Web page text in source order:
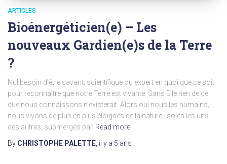
ARTICLES
Bioénergéticien(e) – Les
nouveaux Gardien(e)s de la Terre
?
Nul besoin d’être savant, scientifique ou expert en quoi que ce soit
pour reconnaitre que notre Terre est vivante. Sans Elle rien de ce
que nous connaissons n’existerait. Alors oui nous les humains,
nous vivons de plus en plus éloignés de la nature, isolés les uns
des autres, submergés par Read more
By CHRISTOPHE PALETTE, il y a 5 ans